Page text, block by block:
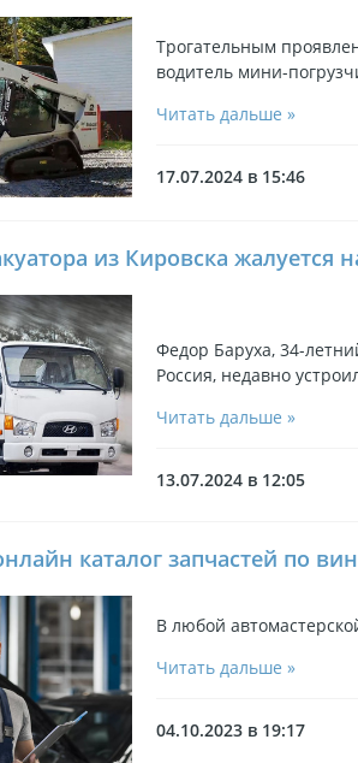
Трогательным
водитель мини-
Читать дальше »
17.07.2024 в 15:46
из Кировска
Федор Баруха, 34-
Россия, недавно
Читать дальше »
13.07.2024 в 12:05
каталог запчастей по
В любой
Читать дальше »
04.10.2023 в 19:17